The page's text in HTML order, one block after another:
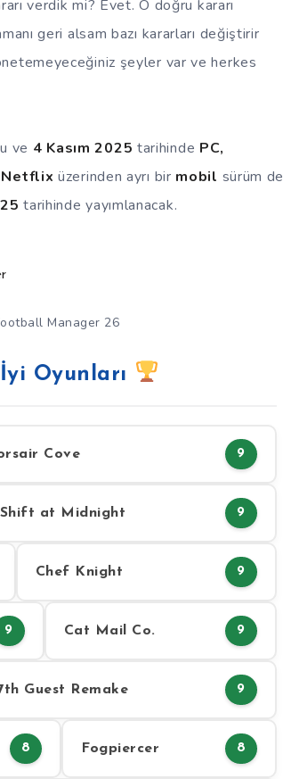
verdik mi? Evet. O doğru kararı
geri alsam bazı kararları değiştirir
şeyler var ve herkes
ve 4 Kasım 2025 tarihinde PC,
Netflix üzerinden ayrı bir mobil sürüm de
tarihinde yayımlanacak.
Manager 26
Oyunları
Cove 9
Shift at Midnight 9
Chef Knight 9
9 Cat Mail Co. 9
Guest Remake 9
8 Fogpiercer 8